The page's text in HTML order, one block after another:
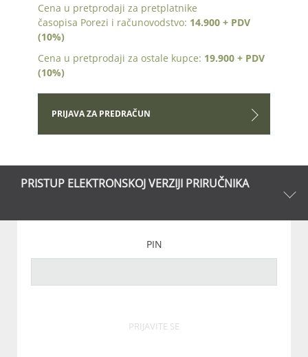
Cena u pretprodaji za pretplatnike
časopisa Porezi i računovodstvo: 14.900 + PDV
(10%)
Cena u pretprodaji za ostale kupce: 19.900 + PDV
(10%)
PRIJAVA ZA PREDRAČUN
PRISTUP ELEKTRONSKOJ VERZIJI PRIRUČNIKA
PIN
PRIJAVITE SE